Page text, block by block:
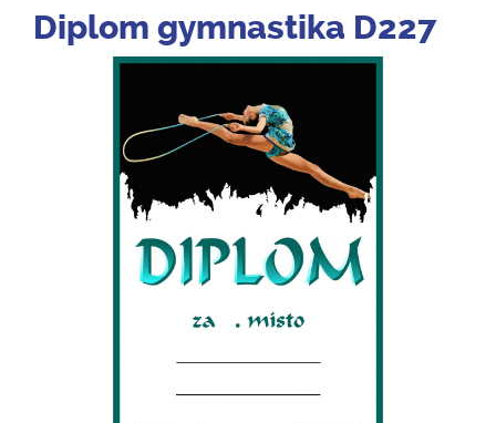
Diplom gymnastika D227